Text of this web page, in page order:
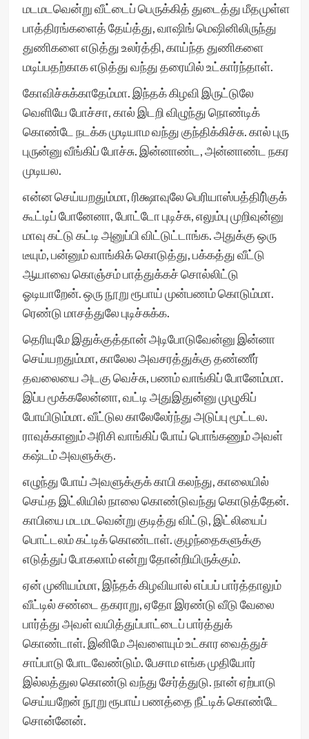
மடமடவென்று வீட்டைப் பெருக்கித் துடைத்து மீதமுள்ள
பாத்திரங்களைத் தேய்த்து, வாஷிங் மெஷினிலிருந்து
துணிகளை எடுத்து உலர்த்தி, காய்ந்த துணிகளை
மடிப்பதற்காக எடுத்து வந்து தரையில் உட்கார்ந்தாள்.
கோவிச்சுக்காதேம்மா. இந்தக் கிழவி இருட்டுலே
வெளியே போச்சா, கால் இடறி விழுந்து நொண்டிக்
கொண்டே நடக்க முடியாம வந்து குந்திக்கிச்சு. கால் புரு
புருன்னு வீங்கிப் போச்சு. இன்னாண்ட, அன்னாண்ட நகர
முடியல.
என்ன செய்யறதும்மா, ரிக்ஷாவுலே பெரியாஸ்பத்திரி்குக்
கூட்டிப் போனேனா, போட்டோ புடிச்சு, எலும்பு முறிவுன்னு
மாவு கட்டு கட்டி அனுப்பி விட்டுட்டாங்க. அதுக்கு ஒரு
டீயும், பன்னும் வாங்கிக் கொடுத்து, பக்கத்து வீட்டு
ஆயாவை கொஞ்சம் பாத்துக்கச் சொல்லிட்டு
ஓடியாறேன். ஒரு நூறு ரூபாய் முன்பணம் கொடும்மா.
ரெண்டு மாசத்துலே புடிச்சுக்க.
தெரியுமே இதுக்குத்தான் அடிபோடுவேன்னு இன்னா
செய்யறதும்மா, காலேல அவசரத்துக்கு தண்ணீர்
தவலையை அடகு வெச்சு, பணம் வாங்கிப் போனேம்மா.
இப்ப மூக்கலேன்னா, வட்டி அதுஇதுன்னு முழுகிப்
போயிடும்மா. வீட்டுல காலேலேர்ந்து அடுப்பு மூட்டல.
ராவுக்கானும் அரிசி வாங்கிப் போய் பொங்கணும் அவள்
கஷ்டம் அவளுக்கு.
எழுந்து போய் அவளுக்குக் காபி கலந்து, காலையில்
செய்த இட்லியில் நாலை கொண்டுவந்து கொடுத்தேன்.
காபியை மடமடவென்று குடித்து விட்டு, இட்லியைப்
பொட்டலம் கட்டிக் கொண்டாள். குழந்தைகளுக்கு
எடுத்துப் போகலாம் என்று தோன்றியிருக்கும்.
ஏன் முனியம்மா, இந்தக் கிழவியால் எப்பப் பார்த்தாலும்
வீட்டில் சண்டை தகராறு, ஏதோ இரண்டு வீடு வேலை
பார்த்து அவள் வயித்துப்பாட்டைப் பார்த்துக்
கொண்டாள். இனிமே அவளையும் உட்கார வைத்துச்
சாப்பாடு போடவேண்டும். பேசாம எங்க முதியோர்
இல்லத்துல கொண்டு வந்து சேர்த்துடு. நான் ஏற்பாடு
செய்யறேன் நூறு ரூபாய் பணத்தை நீட்டிக் கொண்டே
சொன்னேன்.